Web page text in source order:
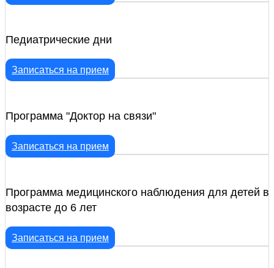
Педиатрические дни
Записаться на прием
Программа "Доктор на связи"
Записаться на прием
Программа медицинского наблюдения для детей в
возрасте до 6 лет
Записаться на прием